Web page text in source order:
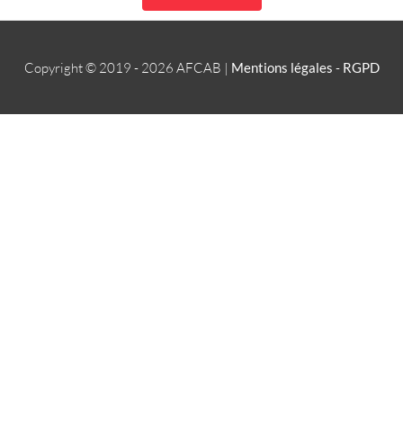
Copyright © 2019 - 2026 AFCAB | Mentions légales - RGPD